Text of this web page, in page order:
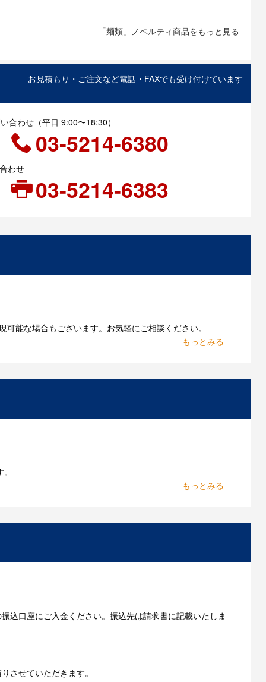
「麺類」ノベルティ商品をもっと見る
お見積もり・ご注文など電話・FAXでも受け付けています
合わせ（平日 9:00〜18:30）
03-5214-6380
わせ
03-5214-6383
能な場合もございます。お気軽にご相談ください。
込口座にご入金ください。振込先は請求書に記載いたしま
させていただきます。